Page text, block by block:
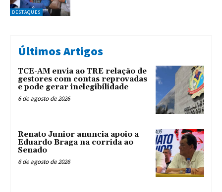
DESTAQUES
Últimos Artigos
TCE-AM envia ao TRE relação de
gestores com contas reprovadas
e pode gerar inelegibilidade
6 de agosto de 2026
Renato Junior anuncia apoio a
Eduardo Braga na corrida ao
Senado
6 de agosto de 2026